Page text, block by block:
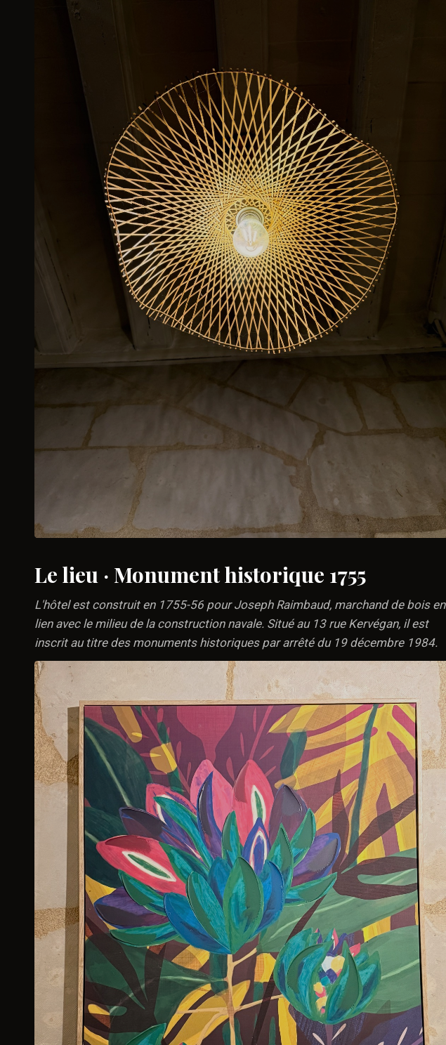
Le lieu · Monument historique 1755
L'hôtel est construit en 1755-56 pour Joseph Raimbaud, marchand de bois en
lien avec le milieu de la construction navale. Situé au 13 rue Kervégan, il est
inscrit au titre des monuments historiques par arrêté du 19 décembre 1984.